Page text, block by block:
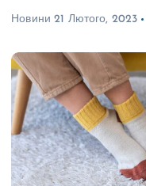
Новини 21 Лютого, 2023